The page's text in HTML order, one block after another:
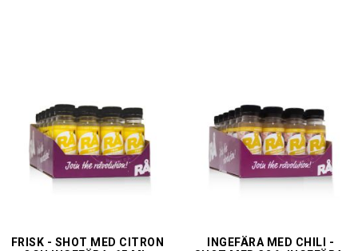
FRISK - SHOT MED CITRON
INGEFÄRA MED CHILI -